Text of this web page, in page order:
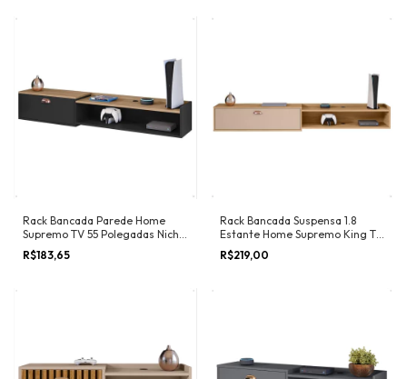
Rack Bancada Parede Home
Supremo TV 55 Polegadas Nicho
Porta Puxador Concha Sala
Quarto Moderno - Lojas RPM
R$183,65
Rack Bancada Suspensa 1.8
Estante Home Supremo King Tv
70 Pol. 1 Porta Nicho
Organizador Sala Quarto -
R$219,00